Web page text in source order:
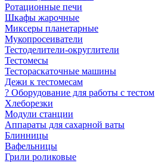
Ротационные печи
Шкафы жарочные
Миксеры планетарные
Мукопросеиватели
Тестоделители-округлители
Тестомесы
Тестораскаточные машины
Дежи к тестомесам
? Оборудование для работы с тестом
Хлеборезки
Модули станции
Аппараты для сахарной ваты
Блинницы
Вафельницы
Грили роликовые